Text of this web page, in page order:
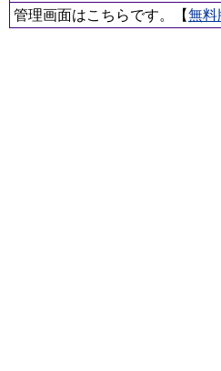
管理画面はこちらです。【無料